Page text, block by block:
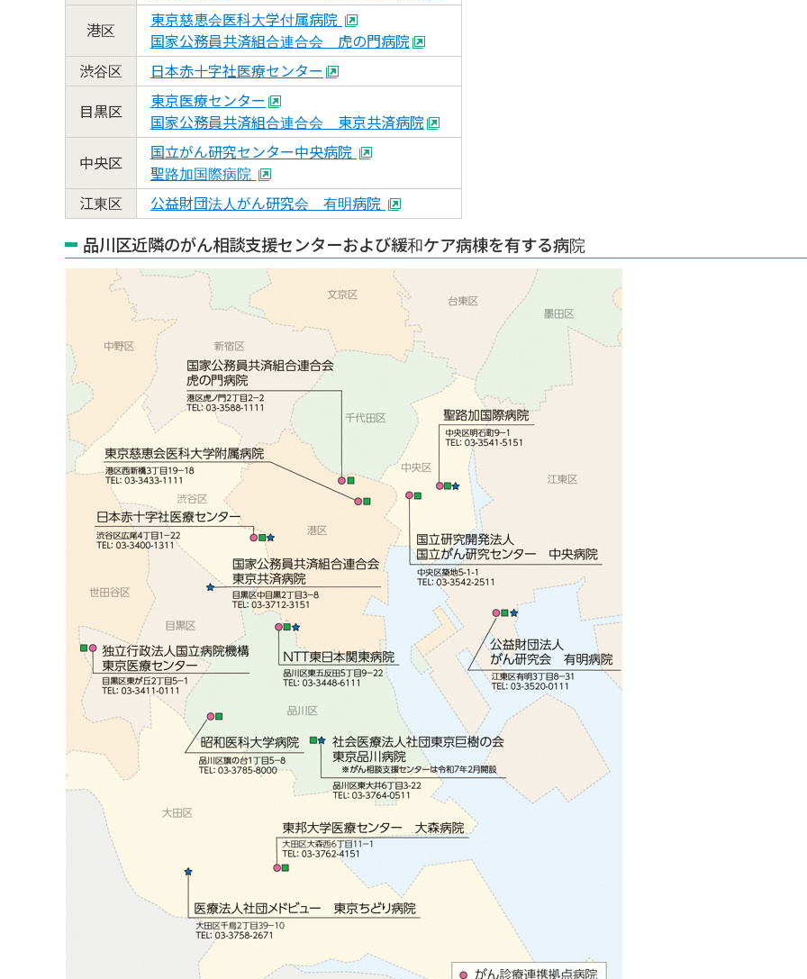
港区
東京慈恵会医科大学付属病院
国家公務員共済組合連合会 虎の門病院
渋谷区
日本赤十字社医療センター
目黒区
東京医療センター
国家公務員共済組合連合会 東京共済病院
中央区
国立がん研究センター中央病院
聖路加国際病院
江東区
公益財団法人がん研究会 有明病院
品川区近隣のがん相談支援センターおよび緩和ケア病棟を有する病院